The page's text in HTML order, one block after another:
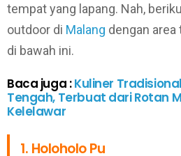
tempat yang lapang. Nah,
outdoor di Malang dengan area
di bawah ini.
Baca juga :Kuliner
Tengah, Terbuat dari Rotan
Kelelawar
1. Holoholo Pu